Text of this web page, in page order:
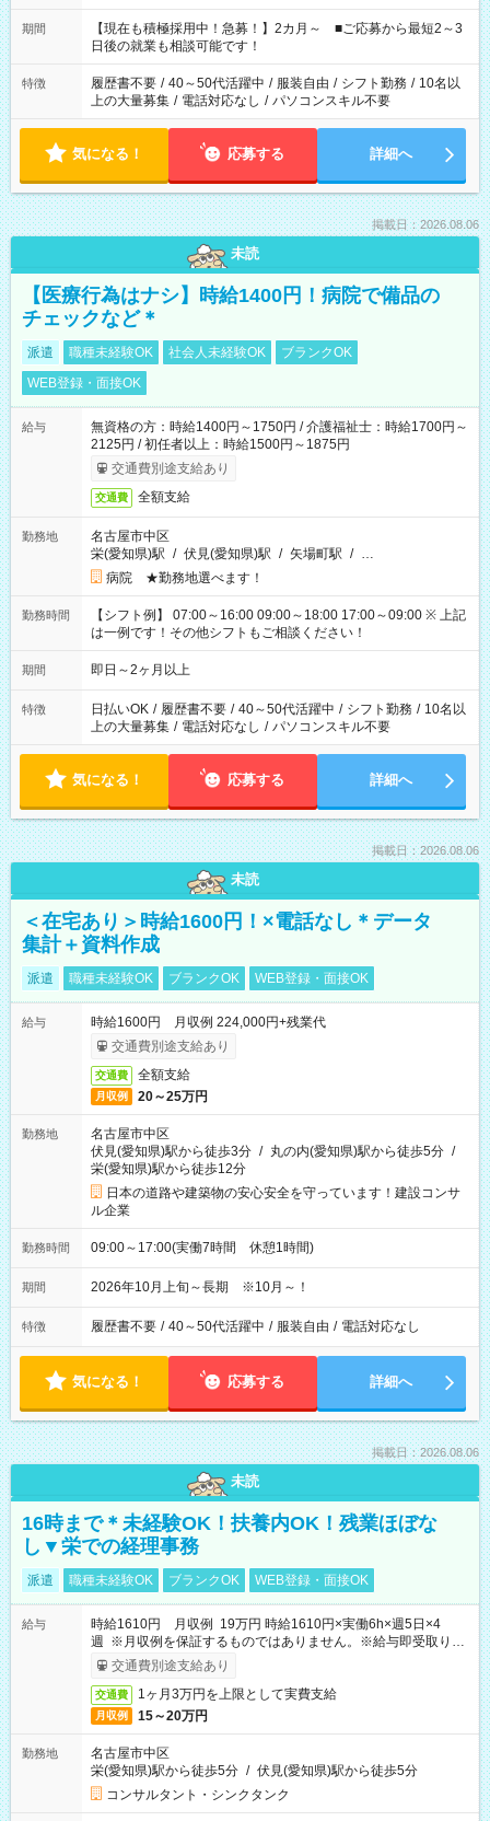
い」 「余裕を持って夕飯の準備がしたい」 「できれば残業はし
たくない」 など、ご希望を教えてくださいね。 ※Wワーク希望
の方へ 今ご覧のお仕事で希望する勤務時間と、もう1つのお仕事
の勤務時間。 合計で週40時間を超える場合は応募できません。
期間
【現在も積極採用中！急募！】2カ月～ ■ご応募から最短2～3
日後の就業も相談可能です！
特徴 履歴書不要 / 40～50代活躍中 / 服装自由 / シフト勤務 / 10名以
上の大量募集 / 電話対応なし / パソコンスキル不要
気になる！ 応募する 詳細へ
掲載日：2026.08.06
未読
【医療行為はナシ】時給1400円！病院で備品の
チェックなど＊
派遣 職種未経験OK 社会人未経験OK
ブランクOK
WEB登録・面接OK
給与
無資格の方：時給1400円～1750円 / 介護福祉士：時給1700円～
2125円 / 初任者以上：時給1500円～1875円
交通費別途支給あり
交通費 全額支給
勤務地
名古屋市中区
栄(愛知県)駅 / 伏見(愛知県)駅 / 矢場町駅 / …
病院 ★勤務地選べます！
勤務時間
【シフト例】 07:00～16:00 09:00～18:00 17:00～09:00 ※ 上記
は一例です！その他シフトもご相談ください！
期間 即日～2ヶ月以上
特徴 日払いOK / 履歴書不要 / 40～50代活躍中 / シフト勤務 / 10名以
上の大量募集 / 電話対応なし / パソコンスキル不要
気になる！ 応募する 詳細へ
掲載日：2026.08.06
未読
＜在宅あり＞時給1600円！×電話なし＊データ
集計＋資料作成
派遣 職種未経験OK ブランクOK WEB登録・面接OK
給与
時給1600円 月収例 224,000円+残業代
交通費別途支給あり
交通費 全額支給
月収例 20～25万円
勤務地
名古屋市中区
伏見(愛知県)駅から徒歩3分 / 丸の内(愛知県)駅から徒歩5分 /
栄(愛知県)駅から徒歩12分
日本の道路や建築物の安心安全を守っています！建設コンサ
ル企業
勤務時間 09:00～17:00(実働7時間 休憩1時間)
期間 2026年10月上旬～長期 ※10月～！
特徴 履歴書不要 / 40～50代活躍中 / 服装自由 / 電話対応なし
気になる！ 応募する 詳細へ
掲載日：2026.08.06
未読
16時まで＊未経験OK！扶養内OK！残業ほぼな
し▼栄での経理事務
派遣 職種未経験OK ブランクOK WEB登録・面接OK
給与
時給1610円 月収例 19万円 時給1610円×実働6h×週5日×4
週 ※月収例を保証するものではありません。※給与即受取りサ
ービス利用可（利用条件有）
交通費別途支給あり
交通費 1ヶ月3万円を上限として実費支給
月収例 15～20万円
勤務地
名古屋市中区
栄(愛知県)駅から徒歩5分 / 伏見(愛知県)駅から徒歩5分
コンサルタント・シンクタンク